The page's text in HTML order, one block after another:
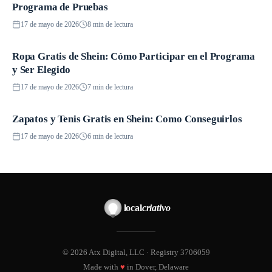
Programa de Pruebas
17 de mayo de 2026 8 min de lectura
Promociones
Ropa Gratis de Shein: Cómo Participar en el Programa
y Ser Elegido
17 de mayo de 2026 7 min de lectura
Promociones
Zapatos y Tenis Gratis en Shein: Como Conseguirlos
17 de mayo de 2026 6 min de lectura
localcriativo
© 2026 Atx Digital, LLC · Registry 3706059
Made with ♥ in Dover, Delaware